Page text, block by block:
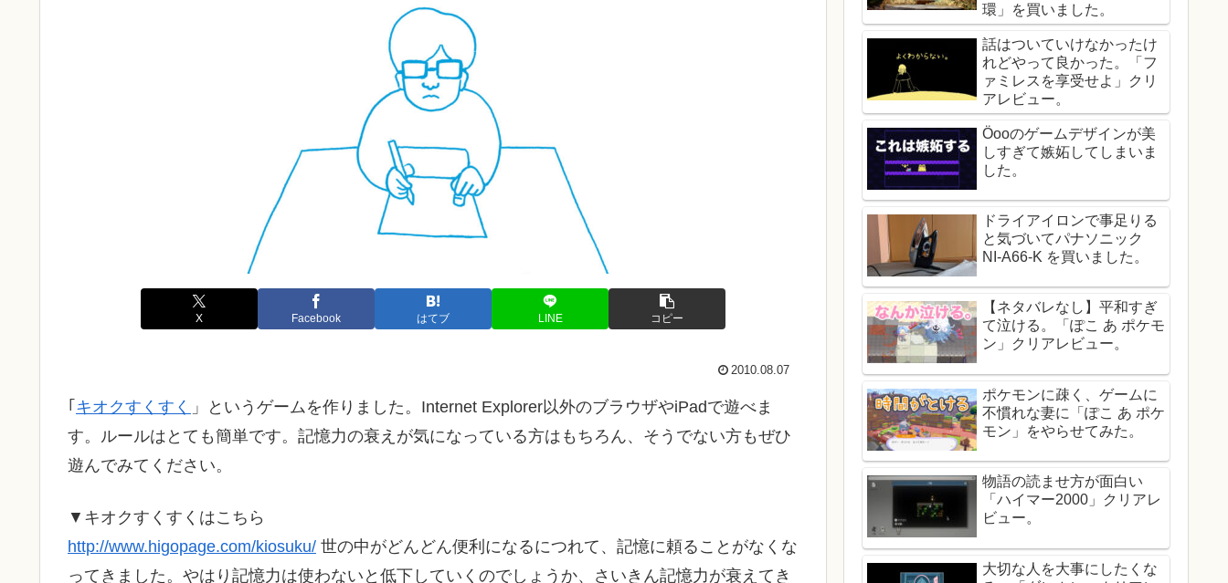
X Facebook はてブ LINE コピー
2010.08.07
｢ キオクすくすく 」というゲームを作りました。Internet Explorer以外のブラウザやiPadで遊べま
す。ルールはとても簡単です。記憶力の衰えが気になっている方はもちろん、そうでない方もぜひ
遊んでみてください。
▼キオクすくすくはこちら
http://www.higopage.com/kiosuku/ 世の中がどんどん便利になるにつれて、記憶に頼ることがなくな
ってきました。やはり記憶力は使わないと低下していくのでしょうか、さいきん記憶力が衰えてき
環」を買いました。
話はついていけなかったけ
れどやって良かった。「フ
ァミレスを享受せよ」クリ
アレビュー。
Öooのゲームデザインが美
しすぎて嫉妬してしまいま
した。
ドライアイロンで事足りる
と気づいてパナソニック
NI-A66-K を買いました。
【ネタバレなし】平和すぎ
て泣ける。「ぽこ あ ポケモ
ン」クリアレビュー。
ポケモンに疎く、ゲームに
不慣れな妻に「ぽこ あ ポケ
モン」をやらせてみた。
物語の読ませ方が面白い
「ハイマー2000」クリアレ
ビュー。
大切な人を大事にしたくな